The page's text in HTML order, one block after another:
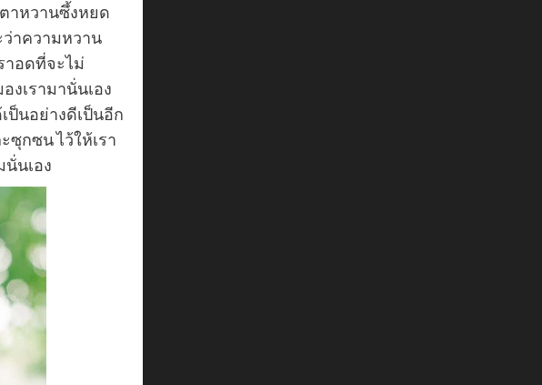
าหวานซึ้งหยด
ว่าความหวาน
าอดที่จะไม่
งเรามานั่นเอง
ป็นอย่างดีเป็นอีก
กซน ไว้ให้เรา
นั่นเอง